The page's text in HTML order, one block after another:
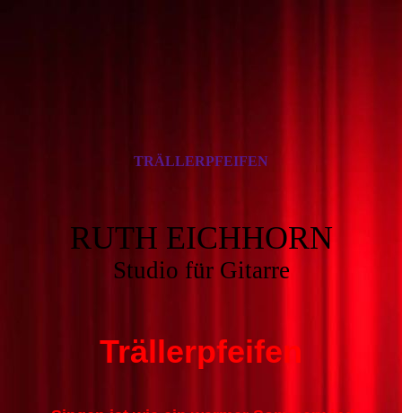
TRÄLLERPFEIFEN
RUTH EICHHORN
Studio für Gitarre
Trällerpfeifen